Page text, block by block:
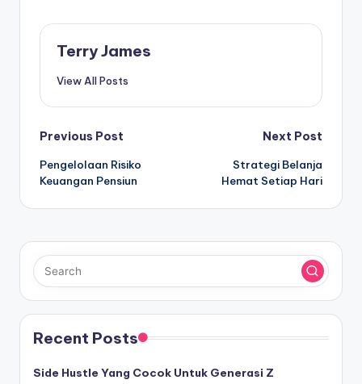
Terry James
View All Posts
Post
navigation
Previous Post
Pengelolaan Risiko
Keuangan Pensiun
Next Post
Strategi Belanja
Hemat Setiap Hari
Recent Posts
Side Hustle Yang Cocok Untuk Generasi Z